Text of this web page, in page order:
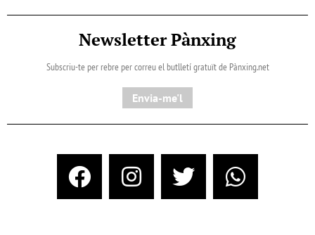
Newsletter Pànxing
Subscriu-te per rebre per correu el butlletí gratuït de Pànxing.net​
Envia-me'l